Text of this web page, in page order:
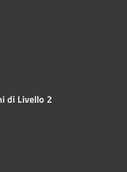
di Livello 2